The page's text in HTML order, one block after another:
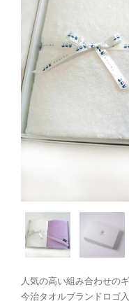
人気の高い組み合わせの
今治タオルブランドロゴ